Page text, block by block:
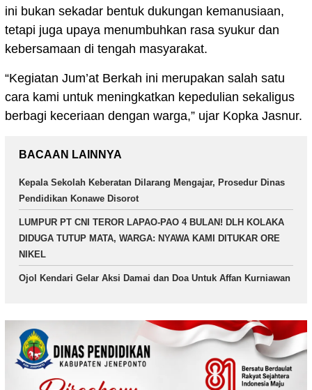
ini bukan sekadar bentuk dukungan kemanusiaan,
tetapi juga upaya menumbuhkan rasa syukur dan
kebersamaan di tengah masyarakat.
“Kegiatan Jum’at Berkah ini merupakan salah satu
cara kami untuk meningkatkan kepedulian sekaligus
berbagi keceriaan dengan warga,” ujar Kopka Jasnur.
BACAAN LAINNYA
Kepala Sekolah Keberatan Dilarang Mengajar, Prosedur Dinas
Pendidikan Konawe Disorot
LUMPUR PT CNI TEROR LAPAO-PAO 4 BULAN! DLH KOLAKA
DIDUGA TUTUP MATA, WARGA: NYAWA KAMI DITUKAR ORE
NIKEL
Ojol Kendari Gelar Aksi Damai dan Doa Untuk Affan Kurniawan